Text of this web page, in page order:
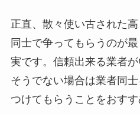
正直、散々使い古された
同士で争ってもらうのが
実です。信頼出来る業者が
そうでない場合は業者同
つけてもらうことをおすす